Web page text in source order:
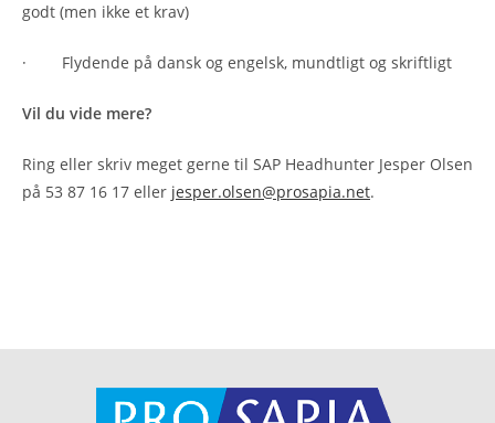
godt (men ikke et krav)
· Flydende på dansk og engelsk, mundtligt og skriftligt
Vil du vide mere?
Ring eller skriv meget gerne til SAP Headhunter Jesper Olsen
på 53 87 16 17 eller jesper.olsen@prosapia.net.